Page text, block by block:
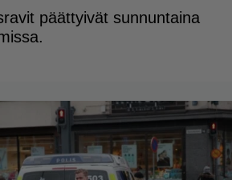
päättyivät sunnuntaina